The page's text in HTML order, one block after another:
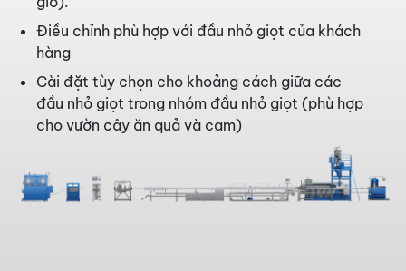
Điều chỉnh phù hợp với đầu nhỏ giọt của khách
hàng
Cài đặt tùy chọn cho khoảng cách giữa các
đầu nhỏ giọt trong nhóm đầu nhỏ giọt (phù hợp
cho vườn cây ăn quả và cam)